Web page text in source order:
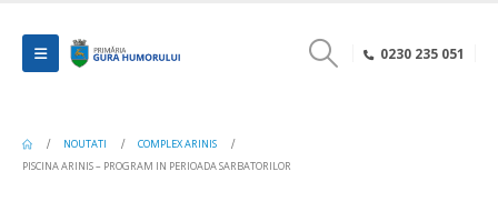
0230 235 051
NOUTATI
COMPLEX ARINIS
PISCINA ARINIS – PROGRAM IN PERIOADA SARBATORILOR